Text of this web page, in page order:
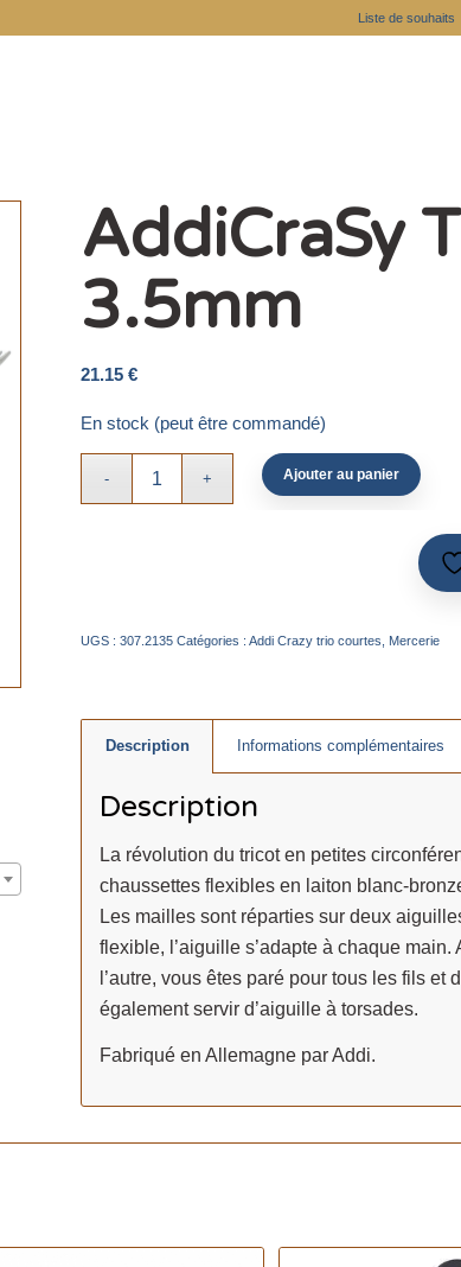
Liste de souhaits
AddiCraSy
3.5mm
21.15 €
En stock (peut être commandé)
Ajouter au panier
UGS : 307.2135 Catégories : Addi Crazy trio courtes Mercerie
Description Informations complémentaires
Description
La révolution du tricot en petites
chaussettes flexibles en laiton blanc-
Les mailles sont réparties sur deux
flexible, l’aiguille s’adapte à chaque
l’autre, vous êtes paré pour tous les fils
également servir d’aiguille à torsades.
Fabriqué en Allemagne par Addi.